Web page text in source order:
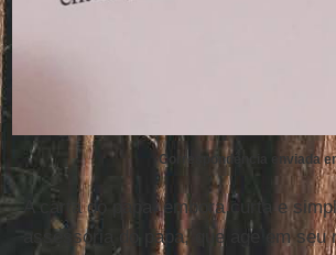
Correspondência enviada
A carta do papa, embora curta e
assessoria do papa, que age em seu